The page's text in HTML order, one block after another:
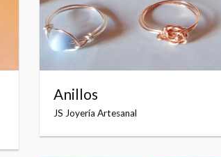
Anillos
JS Joyería Artesanal